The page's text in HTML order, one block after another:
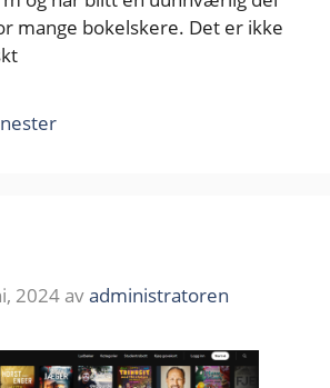
mange bokelskere. Det er ikke
2024 avadministratoren